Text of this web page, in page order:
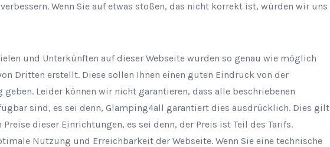
Wenn Sie auf etwas stoßen, das nicht korrekt ist, würden wir uns
und Unterkünften auf dieser Webseite wurden so genau wie möglich
Dritten erstellt. Diese sollen Ihnen einen guten Eindruck von der
Leider können wir nicht garantieren, dass alle beschriebenen
sind, es sei denn, Glamping4all garantiert dies ausdrücklich. Dies gilt
dieser Einrichtungen, es sei denn, der Preis ist Teil des Tarifs.
Nutzung und Erreichbarkeit der Webseite. Wenn Sie eine technische